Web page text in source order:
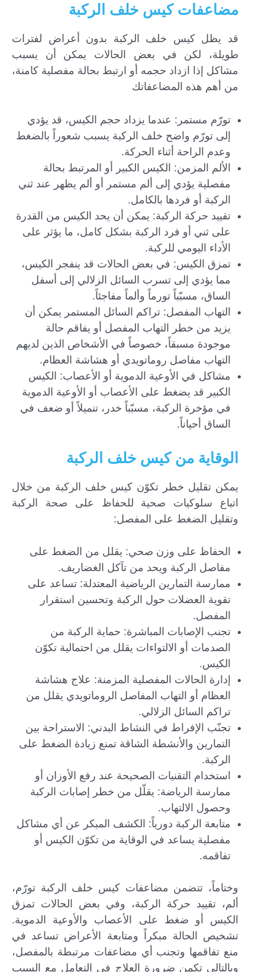
مضاعفات كيس خلف الركبة
قد يظل كيس خلف الركبة بدون أعراض لفترات
طويلة، لكن في بعض الحالات يمكن أن يسبب
مشاكل إذا ازداد حجمه أو ارتبط بحالة مفصلية كامنة،
من أهم هذه المضاعفاتك
تورّم مستمر: عندما يزداد حجم الكيس، قد يؤدي
إلى تورّم واضح خلف الركبة يسبب شعوراً بالضغط
وعدم الراحة أثناء الحركة.
الألم المزمن: الكيس الكبير أو المرتبط بحالة
مفصلية يؤدي إلى ألم مستمر أو ألم يظهر عند ثني
الركبة أو فردها بالكامل.
تقييد حركة الركبة: يمكن أن يحد الكيس من القدرة
على ثني أو فرد الركبة بشكل كامل، ما يؤثر على
الأداء اليومي للركبة.
تمزق الكيس: في بعض الحالات قد ينفجر الكيس،
مما يؤدي إلى تسرب السائل الزلالي إلى أسفل
الساق، مسبّباً تورماً وألماً مفاجئاً.
التهاب المفصل: تراكم السائل المستمر يمكن أن
يزيد من خطر التهاب المفصل أو يفاقم حالة
موجودة مسبقاً، خصوصاً في الأشخاص الذين لديهم
التهاب مفاصل روماتويدي أو هشاشة العظام.
مشاكل في الأوعية الدموية أو الأعصاب: الكيس
الكبير قد يضغط على الأعصاب أو الأوعية الدموية
في مؤخرة الركبة، مسبّباً خدر، تنميلاً أو ضعف في
الساق أحياناً.
الوقاية من كيس خلف الركبة
يمكن تقليل خطر تكوّن كيس خلف الركبة من خلال
اتباع سلوكيات صحية للحفاظ على صحة الركبة
وتقليل الضغط على المفصل:
الحفاظ على وزن صحي: يقلل من الضغط على
مفاصل الركبة ويحد من تآكل الغضاريف.
ممارسة التمارين الرياضية المعتدلة: تساعد على
تقوية العضلات حول الركبة وتحسين استقرار
المفصل.
تجنب الإصابات المباشرة: حماية الركبة من
الصدمات أو الالتواءات يقلل من احتمالية تكوّن
الكيس.
إدارة الحالات المفصلية المزمنة: علاج هشاشة
العظام أو التهاب المفاصل الروماتويدي يقلل من
تراكم السائل الزلالي.
تجنّب الإفراط في النشاط البدني: الاستراحة بين
التمارين والأنشطة الشاقة تمنع زيادة الضغط على
الركبة.
استخدام التقنيات الصحيحة عند رفع الأوزان أو
ممارسة الرياضة: يقلّل من خطر إصابات الركبة
وحصول الالتهاب.
متابعة الركبة دورياً: الكشف المبكر عن أي مشاكل
مفصلية يساعد في الوقاية من تكوّن الكيس أو
تفاقمه.
وختاماً، تتضمن مضاعفات كيس خلف الركبة تورّم،
ألم، تقييد حركة الركبة، وفي بعض الحالات تمزق
الكيس أو ضغط على الأعصاب والأوعية الدموية.
تشخيص الحالة مبكراً ومتابعة الأعراض تساعد في
منع تفاقمها وتجنب أي مضاعفات مرتبطة بالمفصل،
وبالتالي تكمن ضرورة العلاج في التعامل مع السبب